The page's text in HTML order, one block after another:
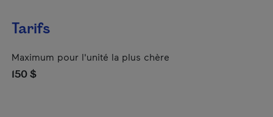
Tarifs
Maximum pour l'unité la plus chère
150 $